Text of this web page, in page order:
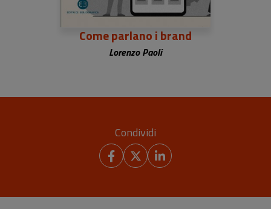
Come parlano i brand
Lorenzo Paoli
Condividi